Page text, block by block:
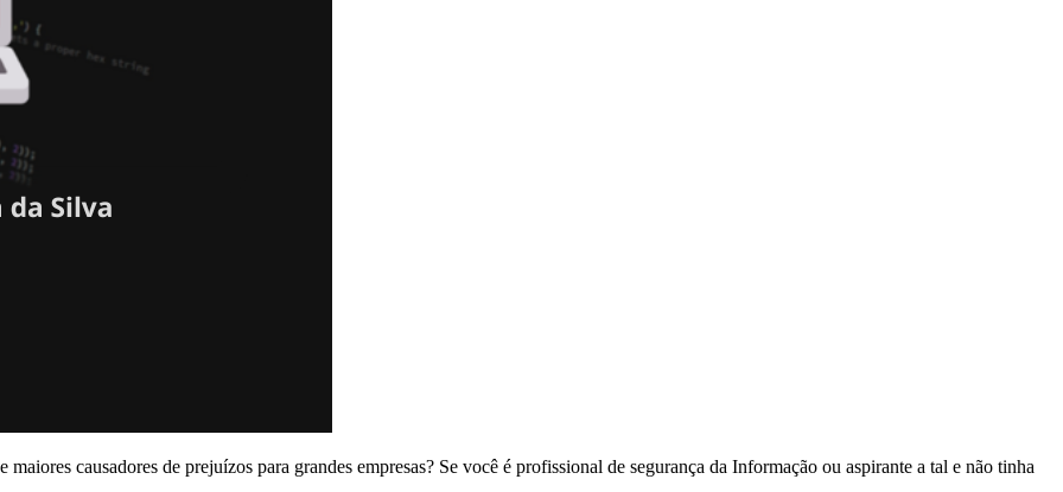
causadores de prejuízos para grandes empresas? Se você é profissional de segurança da Informação ou aspirante a tal e não tinha